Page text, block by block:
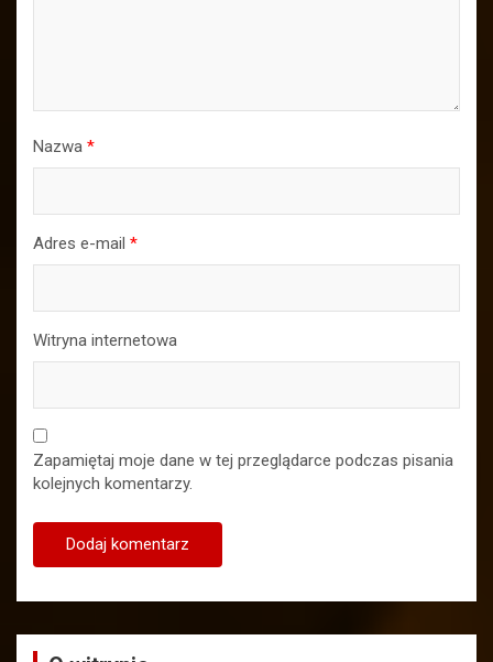
Nazwa *
Adres e-mail *
Witryna internetowa
Zapamiętaj moje dane w tej przeglądarce podczas pisania
kolejnych komentarzy.